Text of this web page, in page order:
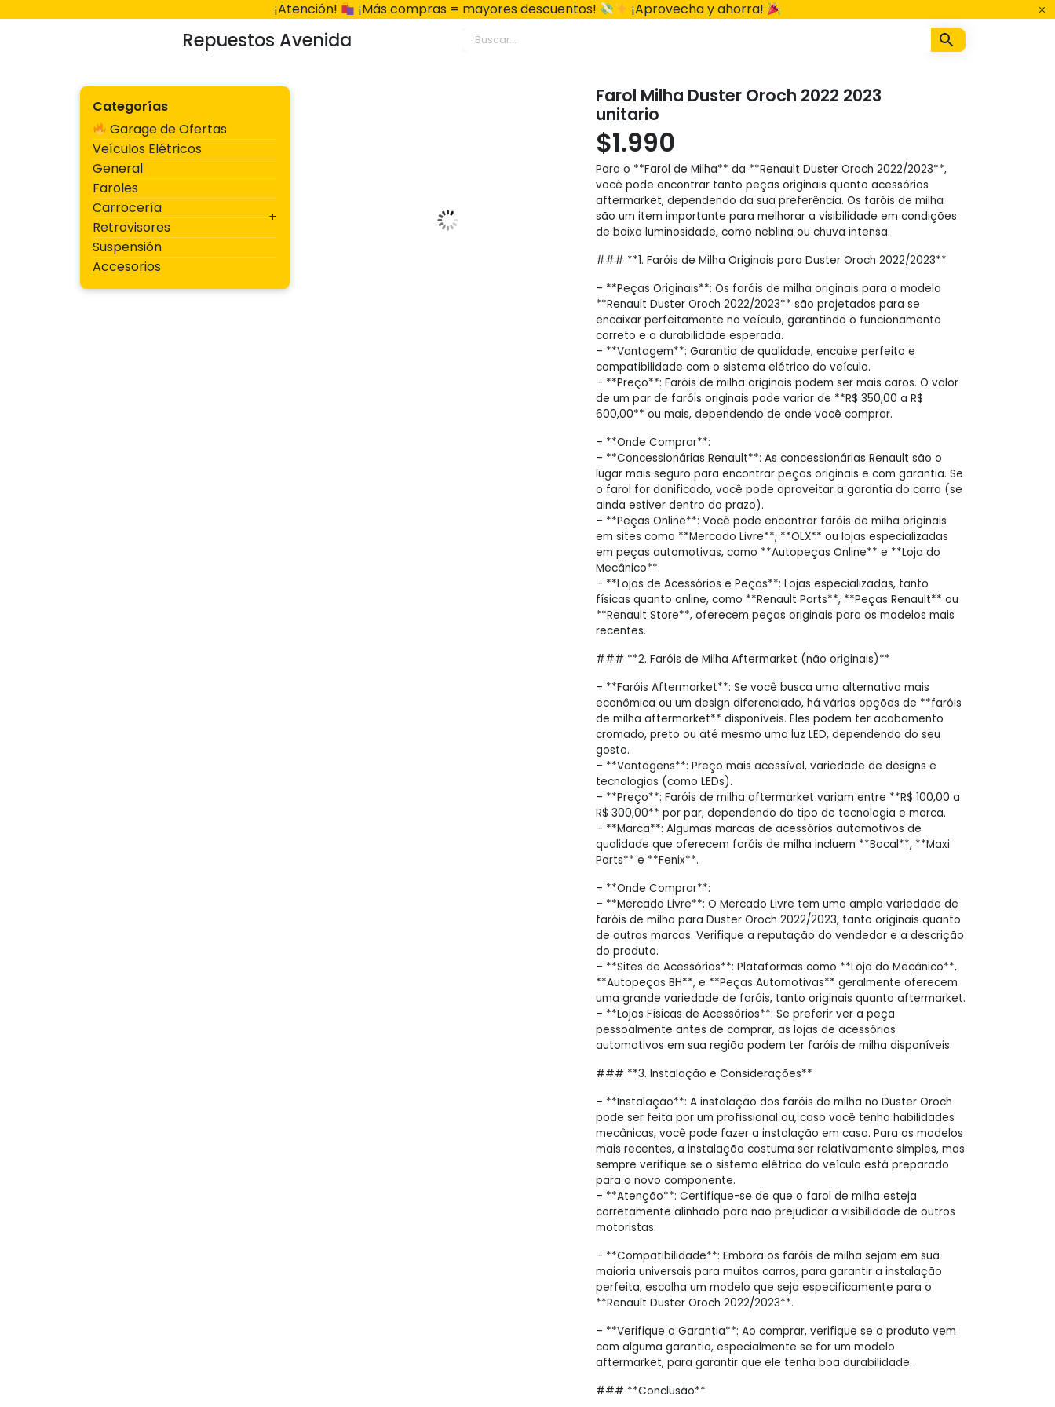
¡Atención! ¡Más compras = mayores descuentos! ¡Aprovecha y ahorra!
Repuestos Avenida
Categorías
Garage de Ofertas
Veículos Elétricos
General
Faroles
Carrocería
Retrovisores
Suspensión
Accesorios
Farol Milha Duster Oroch 2022 2023
unitario
$1.990
Para o **Farol de Milha** da **Renault Duster Oroch 2022/2023**,
você pode encontrar tanto peças originais quanto acessórios
aftermarket, dependendo da sua preferência. Os faróis de milha
são um item importante para melhorar a visibilidade em condições
de baixa luminosidade, como neblina ou chuva intensa.
### **1. Faróis de Milha Originais para Duster Oroch 2022/2023**
– **Peças Originais**: Os faróis de milha originais para o modelo
**Renault Duster Oroch 2022/2023** são projetados para se
encaixar perfeitamente no veículo, garantindo o funcionamento
correto e a durabilidade esperada.
– **Vantagem**: Garantia de qualidade, encaixe perfeito e
compatibilidade com o sistema elétrico do veículo.
– **Preço**: Faróis de milha originais podem ser mais caros. O valor
de um par de faróis originais pode variar de **R$ 350,00 a R$
600,00** ou mais, dependendo de onde você comprar.
– **Onde Comprar**:
– **Concessionárias Renault**: As concessionárias Renault são o
lugar mais seguro para encontrar peças originais e com garantia. Se
o farol for danificado, você pode aproveitar a garantia do carro (se
ainda estiver dentro do prazo).
– **Peças Online**: Você pode encontrar faróis de milha originais
em sites como **Mercado Livre**, **OLX** ou lojas especializadas
em peças automotivas, como **Autopeças Online** e **Loja do
Mecânico**.
– **Lojas de Acessórios e Peças**: Lojas especializadas, tanto
físicas quanto online, como **Renault Parts**, **Peças Renault** ou
**Renault Store**, oferecem peças originais para os modelos mais
recentes.
### **2. Faróis de Milha Aftermarket (não originais)**
– **Faróis Aftermarket**: Se você busca uma alternativa mais
econômica ou um design diferenciado, há várias opções de **faróis
de milha aftermarket** disponíveis. Eles podem ter acabamento
cromado, preto ou até mesmo uma luz LED, dependendo do seu
gosto.
– **Vantagens**: Preço mais acessível, variedade de designs e
tecnologias (como LEDs).
– **Preço**: Faróis de milha aftermarket variam entre **R$ 100,00 a
R$ 300,00** por par, dependendo do tipo de tecnologia e marca.
– **Marca**: Algumas marcas de acessórios automotivos de
qualidade que oferecem faróis de milha incluem **Bocal**, **Maxi
Parts** e **Fenix**.
– **Onde Comprar**:
– **Mercado Livre**: O Mercado Livre tem uma ampla variedade de
faróis de milha para Duster Oroch 2022/2023, tanto originais quanto
de outras marcas. Verifique a reputação do vendedor e a descrição
do produto.
– **Sites de Acessórios**: Plataformas como **Loja do Mecânico**,
**Autopeças BH**, e **Peças Automotivas** geralmente oferecem
uma grande variedade de faróis, tanto originais quanto aftermarket.
– **Lojas Físicas de Acessórios**: Se preferir ver a peça
pessoalmente antes de comprar, as lojas de acessórios
automotivos em sua região podem ter faróis de milha disponíveis.
### **3. Instalação e Considerações**
– **Instalação**: A instalação dos faróis de milha no Duster Oroch
pode ser feita por um profissional ou, caso você tenha habilidades
mecânicas, você pode fazer a instalação em casa. Para os modelos
mais recentes, a instalação costuma ser relativamente simples, mas
sempre verifique se o sistema elétrico do veículo está preparado
para o novo componente.
– **Atenção**: Certifique-se de que o farol de milha esteja
corretamente alinhado para não prejudicar a visibilidade de outros
motoristas.
– **Compatibilidade**: Embora os faróis de milha sejam em sua
maioria universais para muitos carros, para garantir a instalação
perfeita, escolha um modelo que seja especificamente para o
**Renault Duster Oroch 2022/2023**.
– **Verifique a Garantia**: Ao comprar, verifique se o produto vem
com alguma garantia, especialmente se for um modelo
aftermarket, para garantir que ele tenha boa durabilidade.
### **Conclusão**